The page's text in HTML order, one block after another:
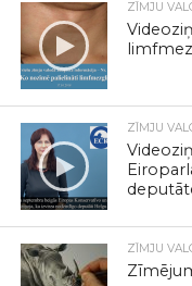
ZĪMJU
ZĪMJU
ZĪMJU